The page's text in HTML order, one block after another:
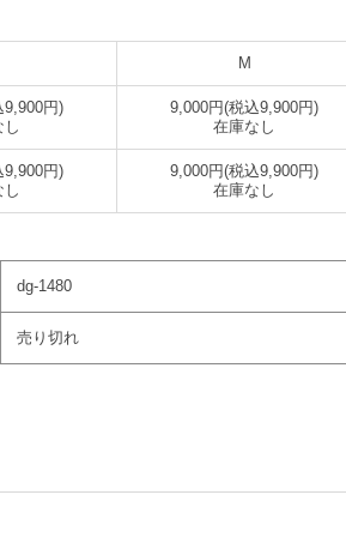
M
9,900円)
し
9,000円(税込9,900円)
在庫なし
9,900円)
し
9,000円(税込9,900円)
在庫なし
dg-1480
売り切れ